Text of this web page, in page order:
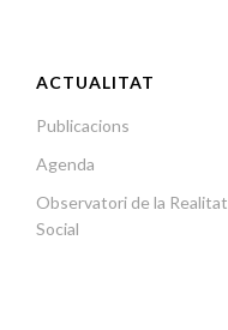
ACTUALITAT
Publicacions
Agenda
Observatori de la Realitat
Social